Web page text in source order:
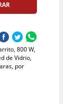
800 W,
de Vidrio,
por